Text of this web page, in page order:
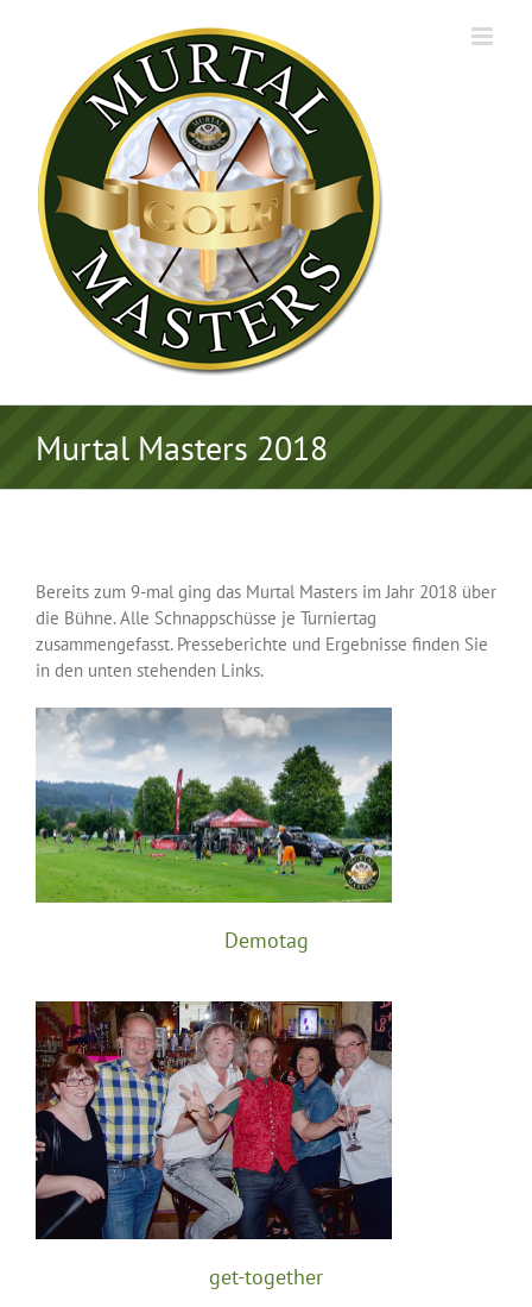
Murtal Masters 2018
Bereits zum 9-mal ging das Murtal Masters im Jahr 2018 über
die Bühne. Alle Schnappschüsse je Turniertag
zusammengefasst. Presseberichte und Ergebnisse finden Sie
in den unten stehenden Links.
Demotag
get-together